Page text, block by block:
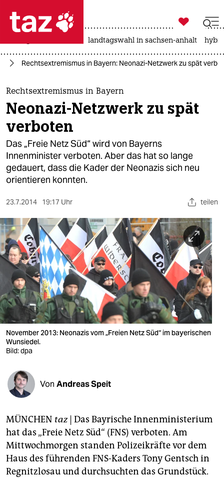
 taz zahl ich
taz zahl ich
themen
politik
öko
gesellschaft
kultur
sport
berlin
nord
wahrheit
verlag
verlag
veranstaltungen
shop
fragen & hilfe
unterstützen
abo
genossenschaft
epaper login

taz zahl ich
landtagswahl in sachsen-anhalt
Rechtsextremismus in Bayern: Neonazi-Netzwerk zu spät
Rechtsextremismus in Bayern
Neonazi-Netzwerk zu spät
verboten
Das „Freie Netz Süd“ wird von Bayerns
Innenminister verboten. Aber das hat so lange
gedauert, dass die Kader der Neonazis sich neu
orientieren konnten.
23.7.2014 19:17 Uhr teilen
November 2013: Neonazis vom „Freien Netz Süd“ im bayerischen
Wunsiedel.
Bild: dpa
Von Andreas Speit
MÜNCHEN taz| Das Bayrische Innenministerium
hat das „Freie Netz Süd“ (FNS) verboten. Am
Mittwochmorgen standen Polizeikräfte vor dem
Haus des führenden FNS-Kaders Tony Gentsch in
Regnitzlosau und durchsuchten das Grundstück.